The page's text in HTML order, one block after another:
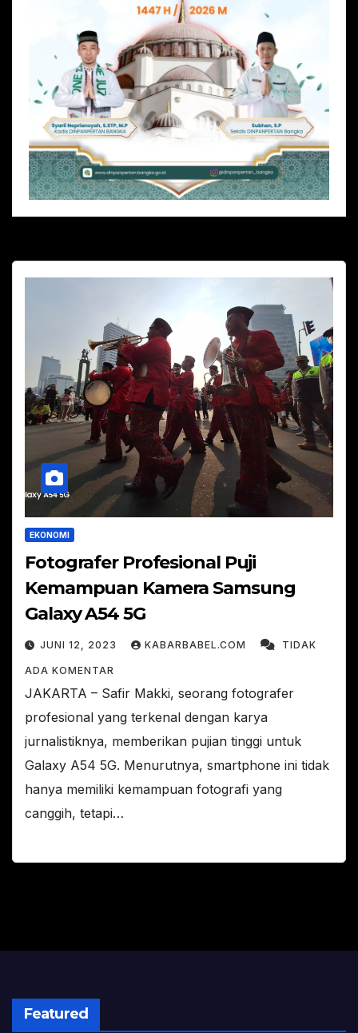
EKONOMI
Fotografer Profesional Puji
Kemampuan Kamera Samsung
Galaxy A54 5G
JUNI 12, 2023 KABARBABEL.COM TIDAK
ADA KOMENTAR
JAKARTA – Safir Makki, seorang fotografer
profesional yang terkenal dengan karya
jurnalistiknya, memberikan pujian tinggi untuk
Galaxy A54 5G. Menurutnya, smartphone ini tidak
hanya memiliki kemampuan fotografi yang
canggih, tetapi…
Featured